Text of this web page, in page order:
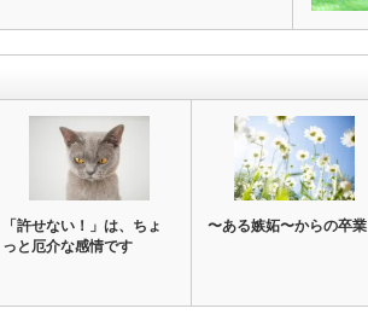
「許せない！」は、ちょ
っと厄介な感情です
〜ある嫉妬〜からの卒業